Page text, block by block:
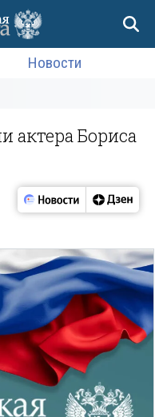
Новости
актера Бориса